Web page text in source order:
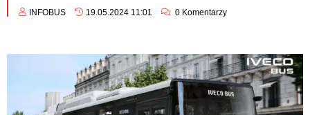
INFOBUS 19.05.2024 11:01 0 Komentarzy